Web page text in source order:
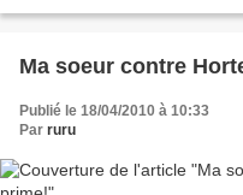
Ma soeur contre
Publié le 18/04/2010 à 10:33
Par ruru